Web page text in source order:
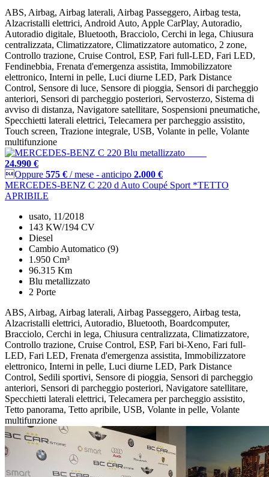
ABS, Airbag, Airbag laterali, Airbag Passeggero, Airbag testa,
Alzacristalli elettrici, Android Auto, Apple CarPlay, Autoradio,
Autoradio digitale, Bluetooth, Bracciolo, Cerchi in lega, Chiusura
centralizzata, Climatizzatore, Climatizzatore automatico, 2 zone,
Controllo trazione, Cruise Control, ESP, Fari full-LED, Fari LED,
Fendinebbia, Frenata d'emergenza assistita, Immobilizzatore
elettronico, Interni in pelle, Luci diurne LED, Park Distance
Control, Sensore di luce, Sensore di pioggia, Sensori di parcheggio
anteriori, Sensori di parcheggio posteriori, Servosterzo, Sistema di
avviso di distanza, Navigatore satellitare, Sospensioni pneumatiche,
Specchietti laterali elettrici, Telecamera per parcheggio assistito,
Touch screen, Trazione integrale, USB, Volante in pelle, Volante
multifunzione
24.990 €
Oppure 575 € / mese - anticipo 2.000 €
MERCEDES-BENZ C 220 d Auto Coupé Sport *TETTO
APRIBILE
usato, 11/2018
143 KW/194 CV
Diesel
Cambio Automatico (9)
1.950 Cm³
96.315 Km
Blu metallizzato
2 Porte
ABS, Airbag, Airbag laterali, Airbag Passeggero, Airbag testa,
Alzacristalli elettrici, Autoradio, Bluetooth, Boardcomputer,
Bracciolo, Cerchi in lega, Chiusura centralizzata, Climatizzatore,
Controllo trazione, Cruise Control, ESP, Fari bi-Xeno, Fari full-
LED, Fari LED, Frenata d'emergenza assistita, Immobilizzatore
elettronico, Interni in pelle, Luci diurne LED, Park Distance
Control, Sedili sportivi, Sensore di pioggia, Sensori di parcheggio
anteriori, Sensori di parcheggio posteriori, Navigatore satellitare,
Specchietti laterali elettrici, Telecamera per parcheggio assistito,
Tetto panorama, Tetto apribile, USB, Volante in pelle, Volante
multifunzione